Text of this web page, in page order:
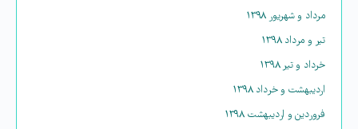
مرداد و شهریور ۱۳۹۸
تیر و مرداد ۱۳۹۸
خرداد و تیر ۱۳۹۸
اردیبهشت و خرداد ۱۳۹۸
فروردین و اردیبهشت ۱۳۹۸